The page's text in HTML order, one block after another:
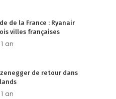
de la France : Ryanair
villes françaises
an
de retour dans
an